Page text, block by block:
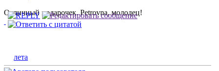
Отличный подарочек. Petrovna, молодец!
лета